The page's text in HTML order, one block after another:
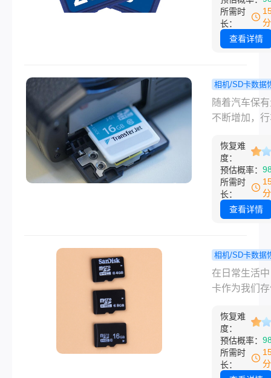
法。
中，承载着
个人数据，
片、视频、
作、软件错
件故障等，
的数据可能
不便甚至是
幸运的是，
理的措施和
段，大多数
都可以恢复
删的数据。
呢？本文将
的恢复方法
你轻松找回
文件。
所需时
长：
查看详情
相机/SD卡数据
程 如何恢复
记录仪删掉
效的找回方
随着汽车保
不断增加，
车主必不可
全助手。它
够记录行车
的每一个细
能在发生交
遇到行车记
频被误删除
况，这可能
幸运的是，
些专业的技
具，我们可
恢复这些被
视频文件。
恢复难
度：
预估概率：
所需时
长：
查看详情
相机/SD卡数据
程 删除的
频文件文件
实用方法！
在日常生活
卡作为我们
内容的重要
时常扮演着
色。然而，
频文件的经
恢复难
度：
预估概率：
所需时
长：